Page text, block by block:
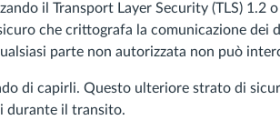
il Transport Layer Security (TLS) 1.2
che crittografa la comunicazione dei
parte non autorizzata non può
di capirli. Questo ulteriore strato di
durante il transito.